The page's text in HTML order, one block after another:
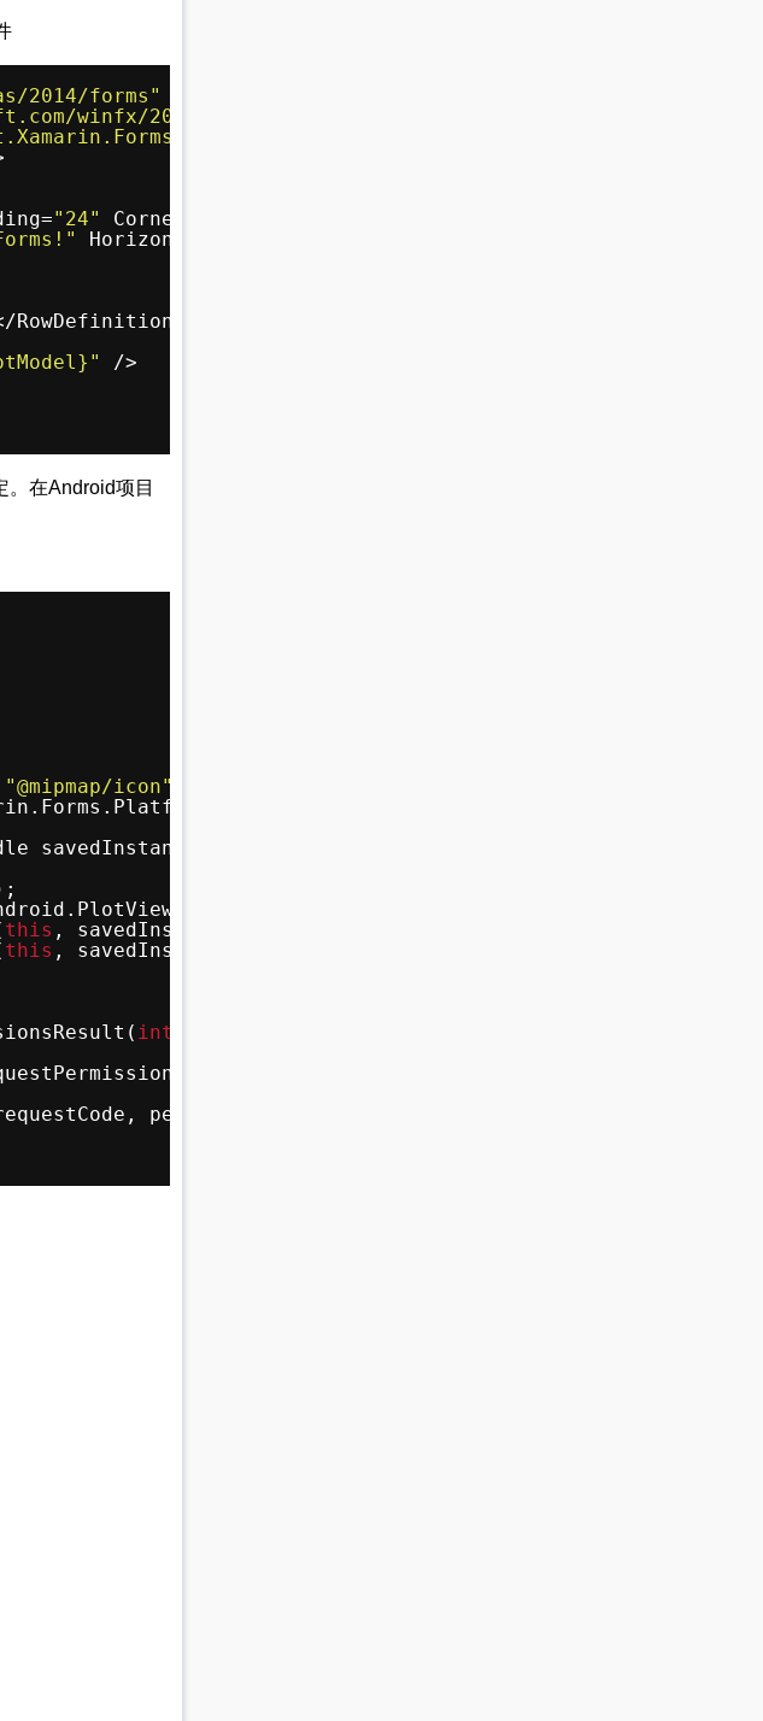
2014/forms"
winfx/2009/xaml"
"24" CornerRadius=
HorizontalTextAlignment=
RowDefinition>
/>
。在Android项目
"@mipmap/icon"
savedInstanceState)
this , savedInstanceState);
this , savedInstanceState);
int
permissions, grantResults);
permissions, grantResults);